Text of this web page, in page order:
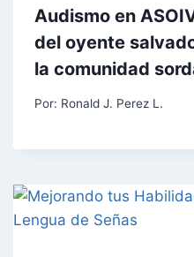
Audismo en
del oyente
la comunidad
Por: Ronald J. Perez L.